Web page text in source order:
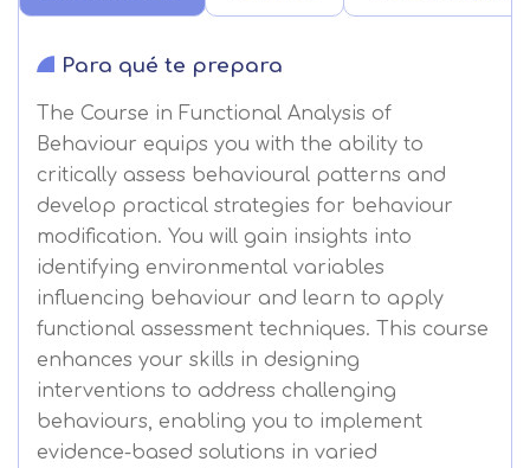
Para qué te prepara
The Course in Functional Analysis of
Behaviour equips you with the ability to
critically assess behavioural patterns and
develop practical strategies for behaviour
modification. You will gain insights into
identifying environmental variables
influencing behaviour and learn to apply
functional assessment techniques. This course
enhances your skills in designing
interventions to address challenging
behaviours, enabling you to implement
evidence-based solutions in varied